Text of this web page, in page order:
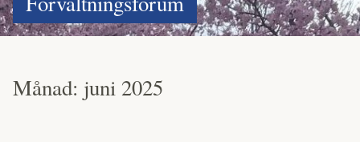
Månad: juni 2025